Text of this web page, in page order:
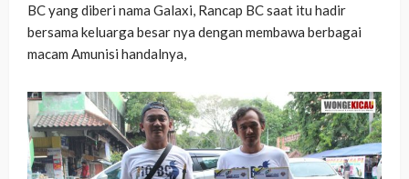
BC yang diberi nama Galaxi, Rancap BC saat itu hadir
bersama keluarga besar nya dengan membawa berbagai
macam Amunisi handalnya,